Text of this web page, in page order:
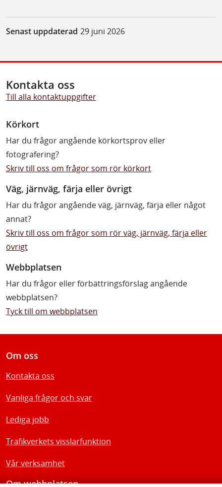
Senast uppdaterad 29 juni 2026
Kontakta oss
Till alla kontaktuppgifter
Körkort
Har du frågor angående körkortsprov eller
fotografering?
Skriv till oss om frågor som rör körkort
Väg, järnväg, färja eller övrigt
Har du frågor angående väg, järnväg, färja eller något
annat?
Skriv till oss om frågor som rör väg, järnväg, färja eller
övrigt
Webbplatsen
Har du frågor eller förbättringsförslag angående
webbplatsen?
Tyck till om webbplatsen
Om oss
Kontakta oss
Vanliga frågor och svar
Lediga jobb
Trafikverkets visslarfunktion
Vår verksamhet
Om webbplatsen